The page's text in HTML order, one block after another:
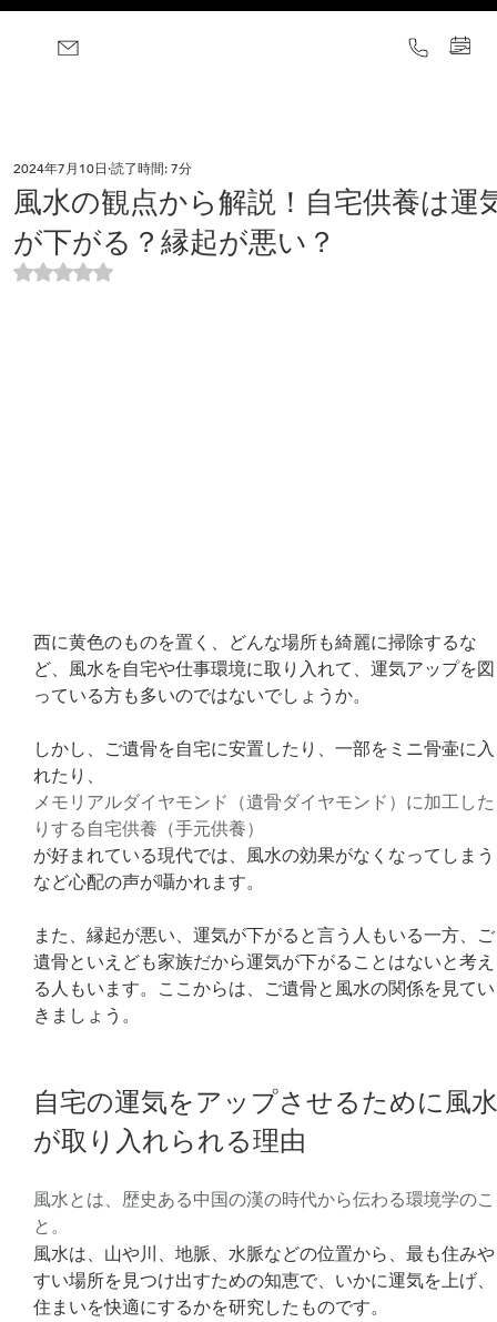
風水の観点から解説！自宅供養は運
が下がる？縁起が悪い？
2024年7月10日 読了時間: 7分
5つ星のうちNaNと評価されています。
西に黄色のものを置く、どんな場所も綺麗に掃除するな
ど、風水を自宅や仕事環境に取り入れて、運気アップを図
っている方も多いのではないでしょうか。
しかし、ご遺骨を自宅に安置したり、一部をミニ骨壷に入
れたり、
メモリアルダイヤモンド（遺骨ダイヤモンド）に加工した
りする自宅供養（手元供養）
が好まれている現代では、風水の効果がなくなってしまう
など心配の声が囁かれます。
また、縁起が悪い、運気が下がると言う人もいる一方、ご
遺骨といえども家族だから運気が下がることはないと考え
る人もいます。ここからは、ご遺骨と風水の関係を見てい
きましょう。
自宅の運気をアップさせるために風
が取り入れられる理由
風水とは、歴史ある中国の漢の時代から伝わる環境学のこ
と。
風水は、山や川、地脈、水脈などの位置から、最も住みや
すい場所を見つけ出すための知恵で、いかに運気を上げ、
住まいを快適にするかを研究したものです。